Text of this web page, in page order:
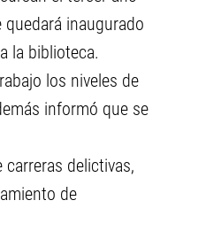
inaugurado
la biblioteca.
los niveles de
informó que se
delictivas,
de